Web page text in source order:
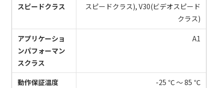
スピードクラス
スピードクラス), V30(ビデオスピード
クラス)
アプリケーショ
ンパフォーマン
スクラス
A1
動作保証温度 -25 ℃ ～ 85 ℃